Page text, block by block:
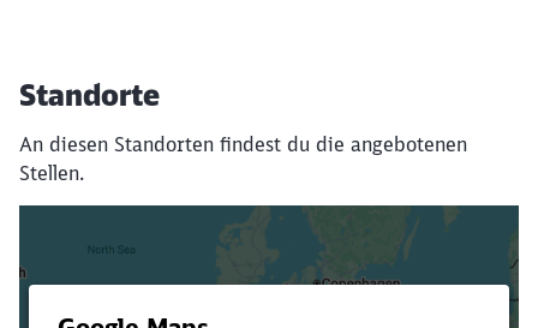
Standorte
An diesen Standorten findest du die angebotenen
Stellen.